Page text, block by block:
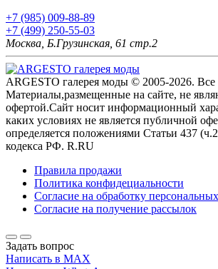
+7 (985) 009-88-89
+7 (499) 250-55-03
Москва, Б.Грузинская, 61 стр.2
ARGESTO галерея моды © 2005-2026.
Материалы,размещенные на сайте, не
офертой.Сайт носит информационный
каких условиях не является публичной
определяется положениями Статьи 437
кодекса РФ. R.RU
Правила продажи
Политика конфидециальности
Согласие на обработку
Согласие на получение рассылок
Задать вопрос
Написать в MAX